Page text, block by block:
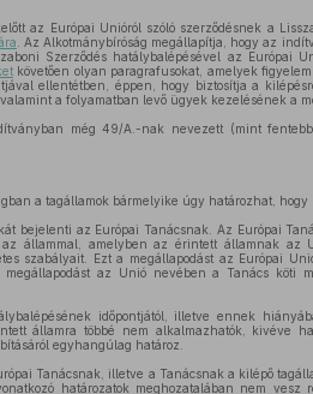
az Európai Unióról szóló szerződésnek a
. Az Alkotmánybíróság megállapítja, hogy az
Szerződés hatálybalépésével az Európai
követően olyan paragrafusokat, amelyek
ellentétben, éppen, hogy biztosítja a
a folyamatban levő ügyek kezelésének a
még 49/A.-nak nevezett (mint
a tagállamok bármelyike úgy határozhat, hogy
bejelenti az Európai Tanácsnak. Az Európai
állammal, amelyben az érintett államnak az
szabályait. Ezt a megállapodást az Európai
az Unió nevében a Tanács köti
időpontjától, illetve ennek
államra többé nem alkalmazhatók, kivéve
egyhangúlag határoz.
Tanácsnak, illetve a Tanácsnak a kilépő
határozatok meghozatalában nem vesz